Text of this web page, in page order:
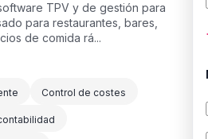
TPV y de gestión para
para restaurantes, bares,
de comida rá...
Control de costes